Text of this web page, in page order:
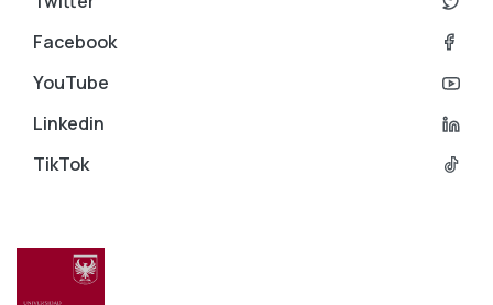
Facebook
YouTube
Linkedin
TikTok